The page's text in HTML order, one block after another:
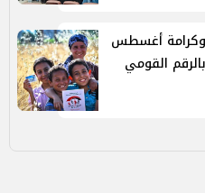
أغسطس
القومي